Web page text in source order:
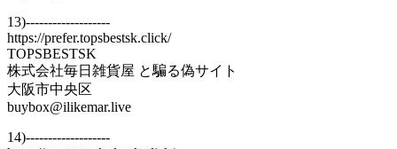
13)-------------------
https://prefer.topsbestsk.click/
TOPSBESTSK
株式会社毎日雑貨屋 と騙る偽サイト
大阪市中央区
buybox@ilikemar.live
14)-------------------